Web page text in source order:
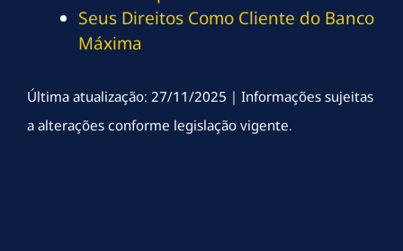
Seus Direitos Como Cliente do Banco
Máxima
Última atualização: 27/11/2025 | Informações sujeitas
a alterações conforme legislação vigente.